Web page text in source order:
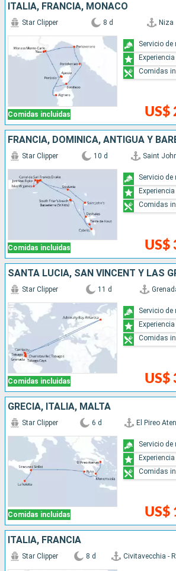
ITALIA, FRANCIA, MONACO
Comidas incluidas
Star Clipper 8 d Niza
US$
Servicio
Comidas
Comidas incluidas
Star Clipper 10 d Saint
US$
Servicio
Comidas
Comidas incluidas
Star Clipper 11 d
US$
Servicio
Comidas
GRECIA, ITALIA, MALTA
Comidas incluidas
Star Clipper 6 d El Pireo
US$
Servicio
Comidas
ITALIA, FRANCIA
Star Clipper 8 d Civitavecchia -